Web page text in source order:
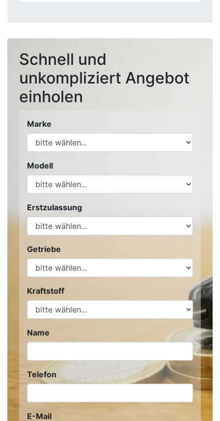
Schnell und
unkompliziert Angebot
einholen
Marke
Modell
Erstzulassung
Getriebe
Kraftstoff
Name
Telefon
E-Mail